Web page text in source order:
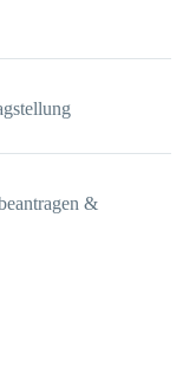
&